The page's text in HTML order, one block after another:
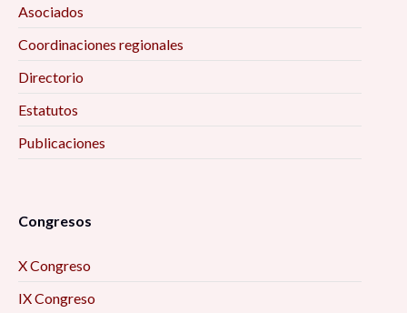
Asociados
Coordinaciones regionales
Directorio
Estatutos
Publicaciones
Congresos
X Congreso
IX Congreso